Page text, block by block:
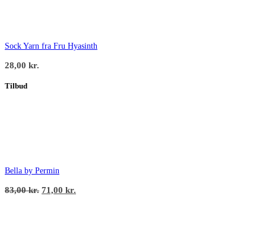
Sock Yarn fra Fru Hyasinth
28,00 kr.
Tilbud
Bella by Permin
83,00kr. Den
oprindelige
71,00 kr.
aktuelle